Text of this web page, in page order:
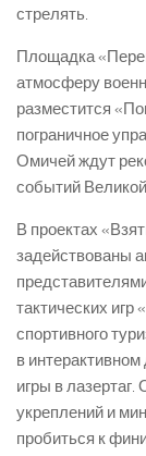
стрелять.
Площадка
атмосферу
разместится
пограничное
Омичей ждут
событий
В проектах
задействованы
тактических игр
спортивного
в
игры в
укреплений и
пробиться к